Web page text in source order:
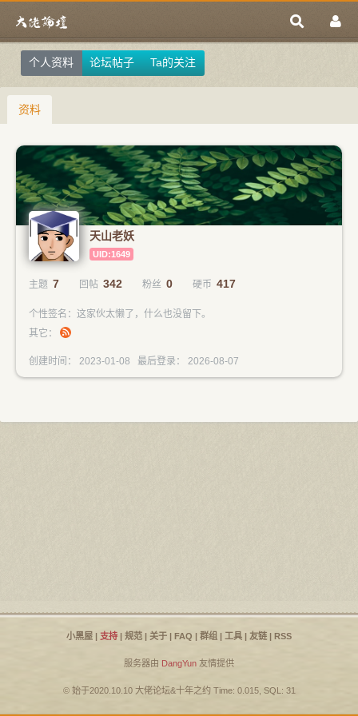
个人资料 论坛帖子 Ta的关注
资料
天山老妖
UID:1649
主题 7 回帖 342 粉丝 0 硬币 417
个性签名：这家伙太懒了，什么也没留下。
其它：
创建时间： 2023-01-08 最后登录： 2026-08-07
小黑屋 | 支持 | 规范 | 关于 | FAQ | 群组 | 工具 | 友链 | RSS
服务器由 DangYun 友情提供
© 始于2020.10.10 大佬论坛&十年之约Time: 0.015, SQL: 31